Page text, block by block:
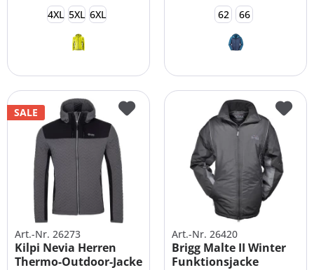
4XL 5XL 6XL 62 66
SALE
Art.-Nr. 26273
Kilpi Nevia Herren
Thermo-Outdoor-Jacke
Art.-Nr. 26420
Brigg Malte II Winter
Funktionsjacke